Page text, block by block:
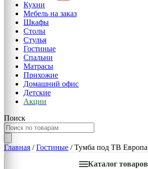
Кухни
Мебель на заказ
Шкафы
Столы
Стулья
Гостиные
Спальни
Матрасы
Прихожие
Домашний офис
Детские
Акции
Поиск
Главная /Гостиные / Тумба под ТВ Европа
Каталог товаров